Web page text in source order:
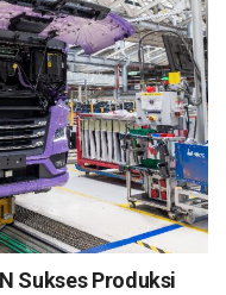
Sukses Produksi